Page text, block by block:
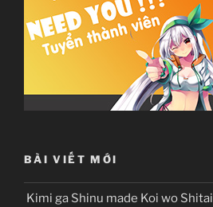
BÀI VIẾT MỚI
Kimi ga Shinu made Koi wo Shitai